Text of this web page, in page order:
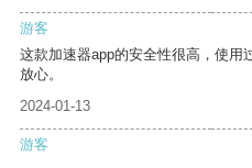
游客
这款加速器app的安全性很高，使用
放心。
2024-01-13
游客